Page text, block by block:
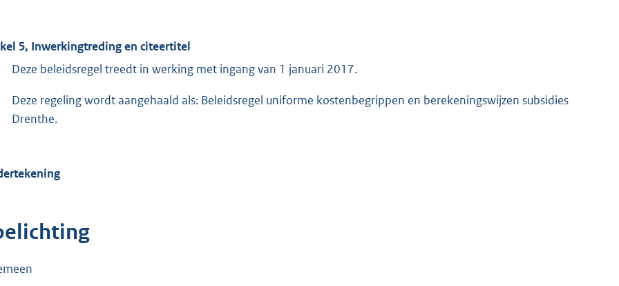
5, Inwerkingtreding en citeertitel
Deze beleidsregel treedt in werking met ingang van 1 januari 2017.
Deze regeling wordt aangehaald als: Beleidsregel uniforme kostenbegrippen en berekeningswijzen subsidies
Drenthe.